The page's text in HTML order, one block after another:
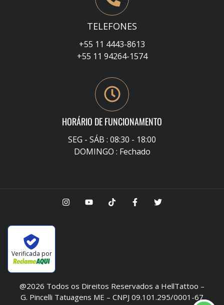
TELEFONES
+55 11 4443-8613
+55 11 94264-1574
HORÁRIO DE FUNCIONAMENTO
SEG - SÁB : 08:30 - 18:00
DOMINGO : Fechado
Verificada por
@2026 Todos os Direitos Reservados a HellTattoo –
G. Pincelli Tatuagens ME – CNPJ 09.101.295/0001-67